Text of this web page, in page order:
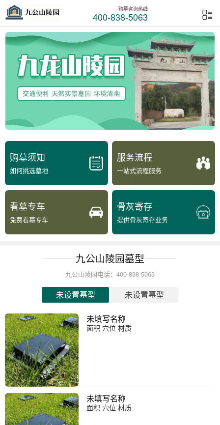
购墓咨询热线
400-838-5063
购墓须知
如何挑选墓地
服务流程
一站式流程服务
看墓专车
免费看墓专车
骨灰寄存
提供骨灰寄存业务
九公山陵园墓型
九公山陵园电话：400-838-5063
未设置墓型 未设置墓型
未填写名称
面积 穴位 材质
未填写名称
面积 穴位 材质